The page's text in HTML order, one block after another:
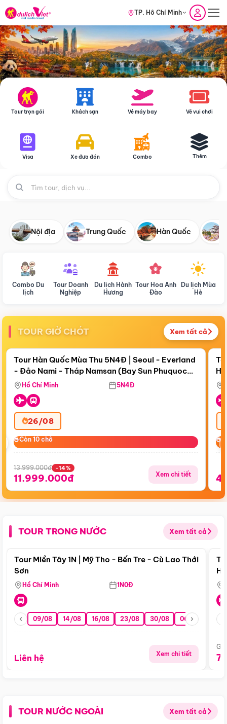
TP. Hồ Chí Minh
Tour trọn gói Khách sạn Vé máy bay Vé vui chơi
Visa Xe đưa đón Combo Thêm
Nội địa Trung Quốc Hàn Quốc
Combo Du
lịch
Tour Doanh
Nghiệp
Du lịch Hành
Hương
Tour Hoa Anh
Đào
Du lịch Mùa
Hè
TOUR GIỜ CHÓT Xem tất cả
Còn19 ngày 15:29:19
Điểm nổi bật
Tour Hàn Quốc Mùa Thu 5N4Đ | Seoul - Everland
- Đảo Nami - Tháp Namsan (Bay Sun Phuquoc
Airways)
Hồ Chí Minh 5N4Đ
26/08
Còn 10 chỗ
Còn 10 chỗ
13.999.000đ -14%
11.999.000đ Xem chi tiết
TOUR TRONG NƯỚC Xem tất cả
Điểm nổi bật
Tour Miền Tây 1N | Mỹ Tho - Bến Tre - Cù Lao Thới
Sơn
Hồ Chí Minh 1N0Đ
09/08 14/08 16/08 23/08 30/08 06/09 13/09
Liên hệ Xem chi tiết
TOUR NƯỚC NGOÀI Xem tất cả
Điểm nổi bật